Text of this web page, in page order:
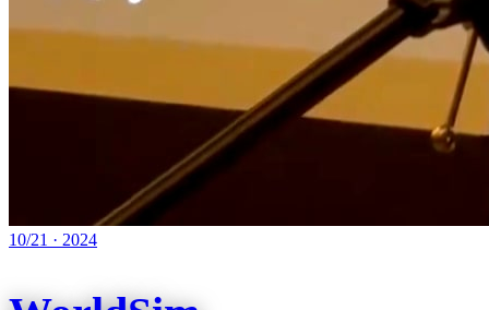
10/21 · 2024